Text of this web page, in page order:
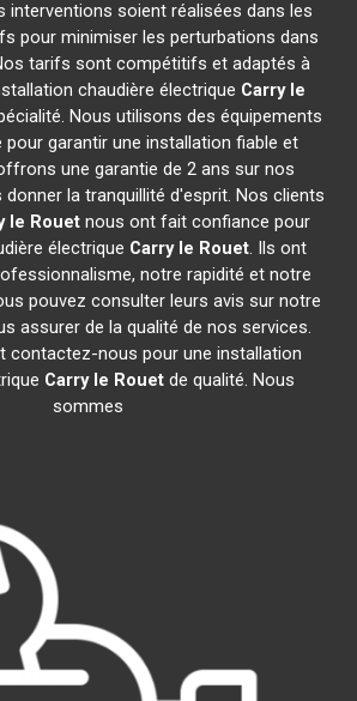
interventions soient réalisées dans les
pour minimiser les perturbations dans
tarifs sont compétitifs et adaptés à
chaudière électrique Carry le
Nous utilisons des équipements
pour garantir une installation fiable et
une garantie de 2 ans sur nos
la tranquillité d'esprit. Nos clients
le Rouetnous ont fait confiance pour
électrique Carry le Rouet. Ils ont
notre rapidité et notre
pouvez consulter leurs avis sur notre
assurer de la qualité de nos services.
contactez-nous pour une installation
Carry le Rouet de qualité. Nous
sommes